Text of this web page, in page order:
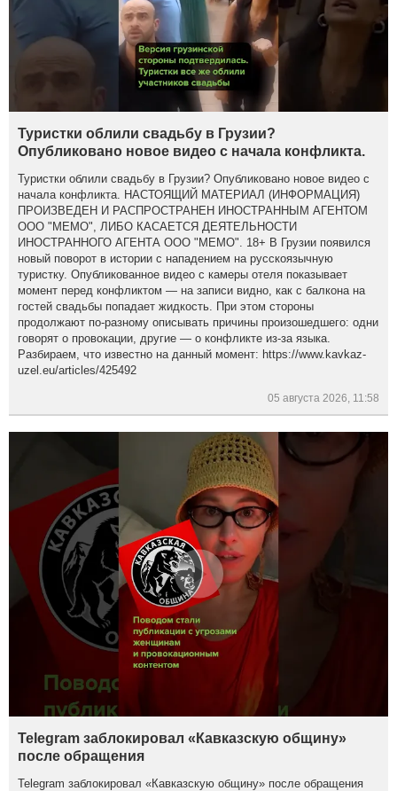
Туристки облили свадьбу в Грузии?
Опубликовано новое видео с начала конфликта.
Туристки облили свадьбу в Грузии? Опубликовано новое видео с
начала конфликта. НАСТОЯЩИЙ МАТЕРИАЛ (ИНФОРМАЦИЯ)
ПРОИЗВЕДЕН И РАСПРОСТРАНЕН ИНОСТРАННЫМ АГЕНТОМ
ООО "МЕМО", ЛИБО КАСАЕТСЯ ДЕЯТЕЛЬНОСТИ
ИНОСТРАННОГО АГЕНТА ООО "МЕМО". 18+ В Грузии появился
новый поворот в истории с нападением на русскоязычную
туристку. Опубликованное видео с камеры отеля показывает
момент перед конфликтом — на записи видно, как с балкона на
гостей свадьбы попадает жидкость. При этом стороны
продолжают по-разному описывать причины произошедшего: одни
говорят о провокации, другие — о конфликте из-за языка.
Разбираем, что известно на данный момент: https://www.kavkaz-
uzel.eu/articles/425492
05 августа 2026, 11:58
Telegram заблокировал «Кавказскую общину»
после обращения
Telegram заблокировал «Кавказскую общину» после обращения